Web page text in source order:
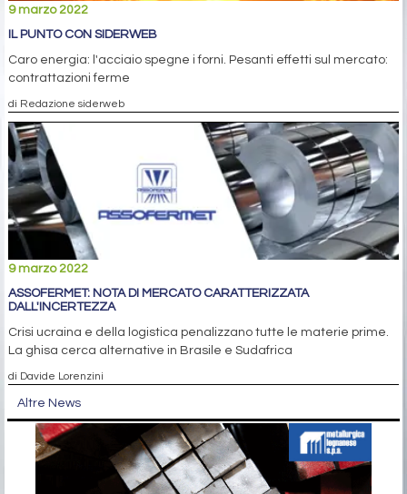
9 marzo 2022
IL PUNTO CON SIDERWEB
Caro energia: l'acciaio spegne i forni. Pesanti effetti sul mercato:
contrattazioni ferme
di Redazione siderweb
9 marzo 2022
ASSOFERMET: NOTA DI MERCATO CARATTERIZZATA
DALL'INCERTEZZA
Crisi ucraina e della logistica penalizzano tutte le materie prime.
La ghisa cerca alternative in Brasile e Sudafrica
di Davide Lorenzini
Altre News